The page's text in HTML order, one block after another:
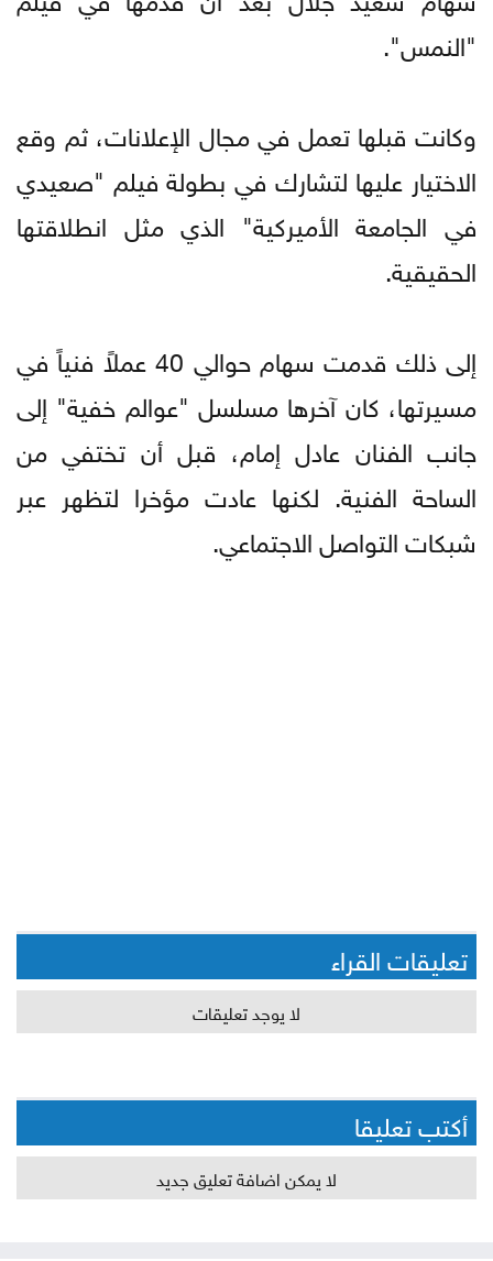
"النمس".
وكانت قبلها تعمل في مجال الإعلانات، ثم وقع
الاختيار عليها لتشارك في بطولة فيلم "صعيدي
في الجامعة الأميركية" الذي مثل انطلاقتها
الحقيقية.
إلى ذلك قدمت سهام حوالي 40 عملاً فنياً في
مسيرتها، كان آخرها مسلسل "عوالم خفية" إلى
جانب الفنان عادل إمام، قبل أن تختفي من
الساحة الفنية. لكنها عادت مؤخرا لتظهر عبر
شبكات التواصل الاجتماعي.
تعليقات القراء
لا يوجد تعليقات
أكتب تعليقا
لا يمكن اضافة تعليق جديد